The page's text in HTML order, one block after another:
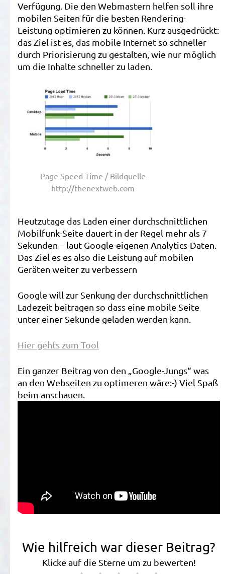
Verfügung. Die den Webmastern helfen soll ihre
mobilen Seiten für die besten Rendering-
Leistung optimieren zu können. Kurz ausgedrückt:
das Ziel ist es, das mobile Internet so schneller
durch Priorisierung zu gestalten, wie nur möglich
um die Inhalte schneller zu laden.
Page Speed Time / Bildquelle
http://thenextweb.com
Heutzutage das Laden einer durchschnittlichen
Mobilfunk-Seite dauert in der Regel mehr als 7
Sekunden – laut Google-eigenen Analytics-Daten.
Das Ziel es es also die Leistung auf mobilen
Geräten weiter zu verbessern
Google will zur Senkung der durchschnittlichen
Ladezeit beitragen so dass eine mobile Seite
unter einer Sekunde geladen werden kann.
Hier gehts zum Tool
Ein ganzer Beitrag von den „Google-Jungs“ was
an den Webseiten zu optimeren wäre:-) Viel Spaß
beim anschauen.
Wie hilfreich war dieser Beitrag?
Klicke auf die Sterne um zu bewerten!